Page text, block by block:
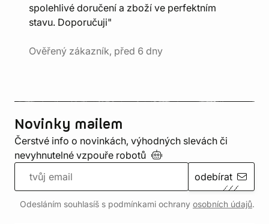
spolehlivé doručení a zboží ve perfektním
stavu. Doporučuji"
Ověřený zákazník, před 6 dny
Novinky mailem
Čerstvé info o novinkách, výhodných slevách či
nevyhnutelné vzpouře robotů
odebírat
Odesláním souhlasíš s podmínkami ochrany osobních údajů.